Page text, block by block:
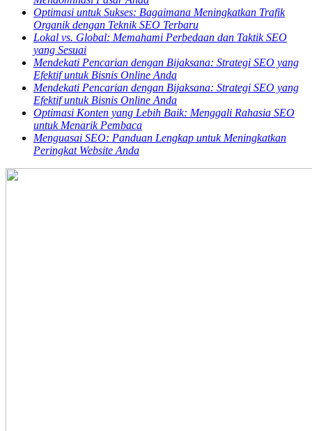
Optimasi untuk Sukses: Bagaimana Meningkatkan Trafik
Organik dengan Teknik SEO Terbaru
Lokal vs. Global: Memahami Perbedaan dan Taktik SEO
yang Sesuai
Mendekati Pencarian dengan Bijaksana: Strategi SEO yang
Efektif untuk Bisnis Online Anda
Mendekati Pencarian dengan Bijaksana: Strategi SEO yang
Efektif untuk Bisnis Online Anda
Optimasi Konten yang Lebih Baik: Menggali Rahasia SEO
untuk Menarik Pembaca
Menguasai SEO: Panduan Lengkap untuk Meningkatkan
Peringkat Website Anda